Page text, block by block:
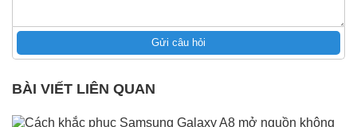
Gửi câu hỏi
BÀI VIẾT LIÊN QUAN